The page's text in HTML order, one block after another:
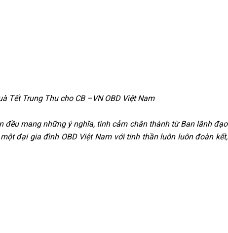
Tết Trung Thu cho CB –VN OBD Việt Nam
mang những ý nghĩa, tình cảm chân thành từ Ban lãnh đạo
đại gia đình OBD Việt Nam với tinh thần luôn luôn đoàn kết,